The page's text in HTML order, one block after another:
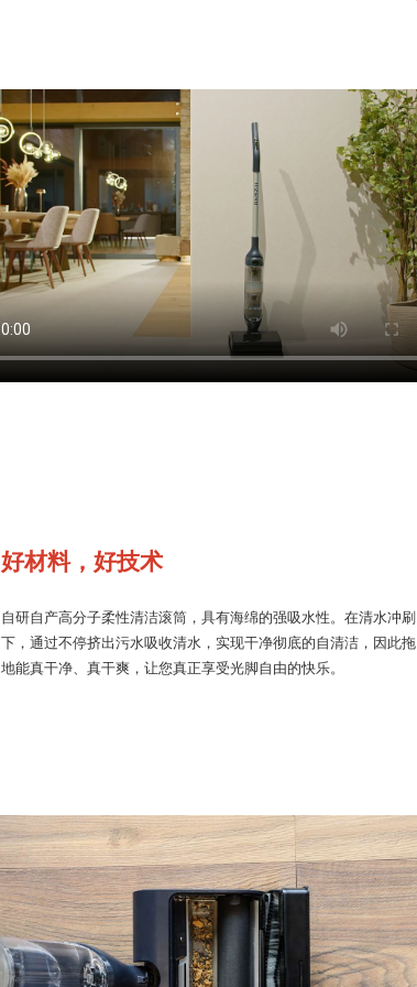
好材料，好技术
自研自产高分子柔性清洁滚筒，具有海绵的强吸水性。在清水冲刷
下，通过不停挤出污水吸收清水，实现干净彻底的自清洁，因此拖
地能真干净、真干爽，让您真正享受光脚自由的快乐。